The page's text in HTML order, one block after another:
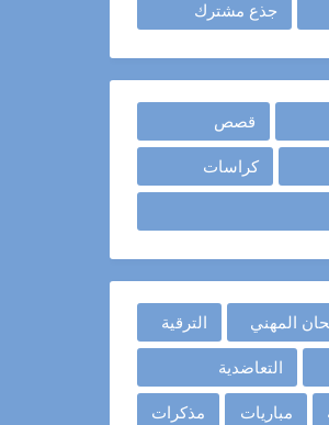
جذع مشترك
قصص
كراسات
المهني الترقية
التعاضدية
مباريات مذكرات